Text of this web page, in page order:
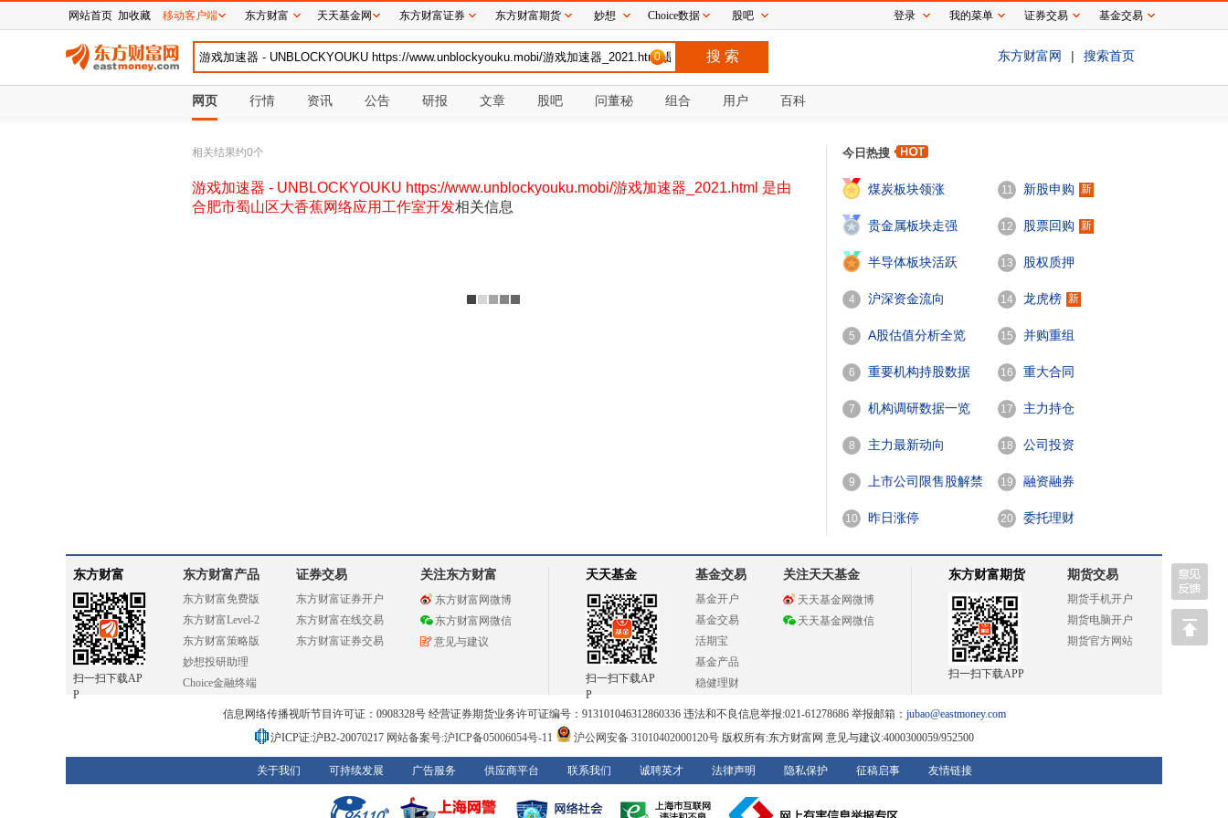
0 东方财富网 | 搜索首页
网页 行情 资讯 公告 研报 文章 股吧 问董秘 组合 用户 百科
相关结果约0个
游戏加速器 - UNBLOCKYOUKU https://www.unblockyouku.mobi/游戏加速器_2021.html 是由
合肥市蜀山区大香蕉网络应用工作室开发相关信息
今日热搜
煤炭板块领涨
2
贵金属板块走强
3
半导体板块活跃
4 沪深资金流向
5 A股估值分析全览
6 重要机构持股数据
7 机构调研数据一览
8 主力最新动向
9 上市公司限售股解禁
一览
10 昨日涨停
11 新股申购 新
12 股票回购 新
13 股权质押
14 龙虎榜 新
15 并购重组
16 重大合同
17 主力持仓
18 公司投资
19 融资融券
20 委托理财
东方财富
扫一扫下载AP
P
东方财富产品
东方财富免费版
东方财富Level-2
东方财富策略版
妙想投研助理
Choice金融终端
证券交易
东方财富证券开户
东方财富在线交易
东方财富证券交易
关注东方财富
东方财富网微博
东方财富网微信
意见与建议
天天基金
扫一扫下载AP
P
基金交易
基金开户
基金交易
活期宝
基金产品
稳健理财
关注天天基金
天天基金网微博
天天基金网微信
东方财富期货
扫一扫下载APP
期货交易
期货手机开户
期货电脑开户
期货官方网站
信息网络传播视听节目许可证：0908328号 经营证券期货业务许可证编号：913101046312860336 违法和不良信息举报:021-61278686 举报邮箱： jubao@eastmoney.com
沪ICP证:沪B2-20070217 网站备案号:沪ICP备05006054号-11 沪公网安备 31010402000120号版权所有:东方财富网 意见与建议:4000300059/952500
关于我们 可持续发展 广告服务 供应商平台 联系我们 诚聘英才 法律声明 隐私保护 征稿启事 友情链接
网站首页 加收藏 移动客户端 东方财富 天天基金网 东方财富证券 东方财富期货 妙想 Choice数据 股吧 登录 我的菜单 证券交易 基金交易